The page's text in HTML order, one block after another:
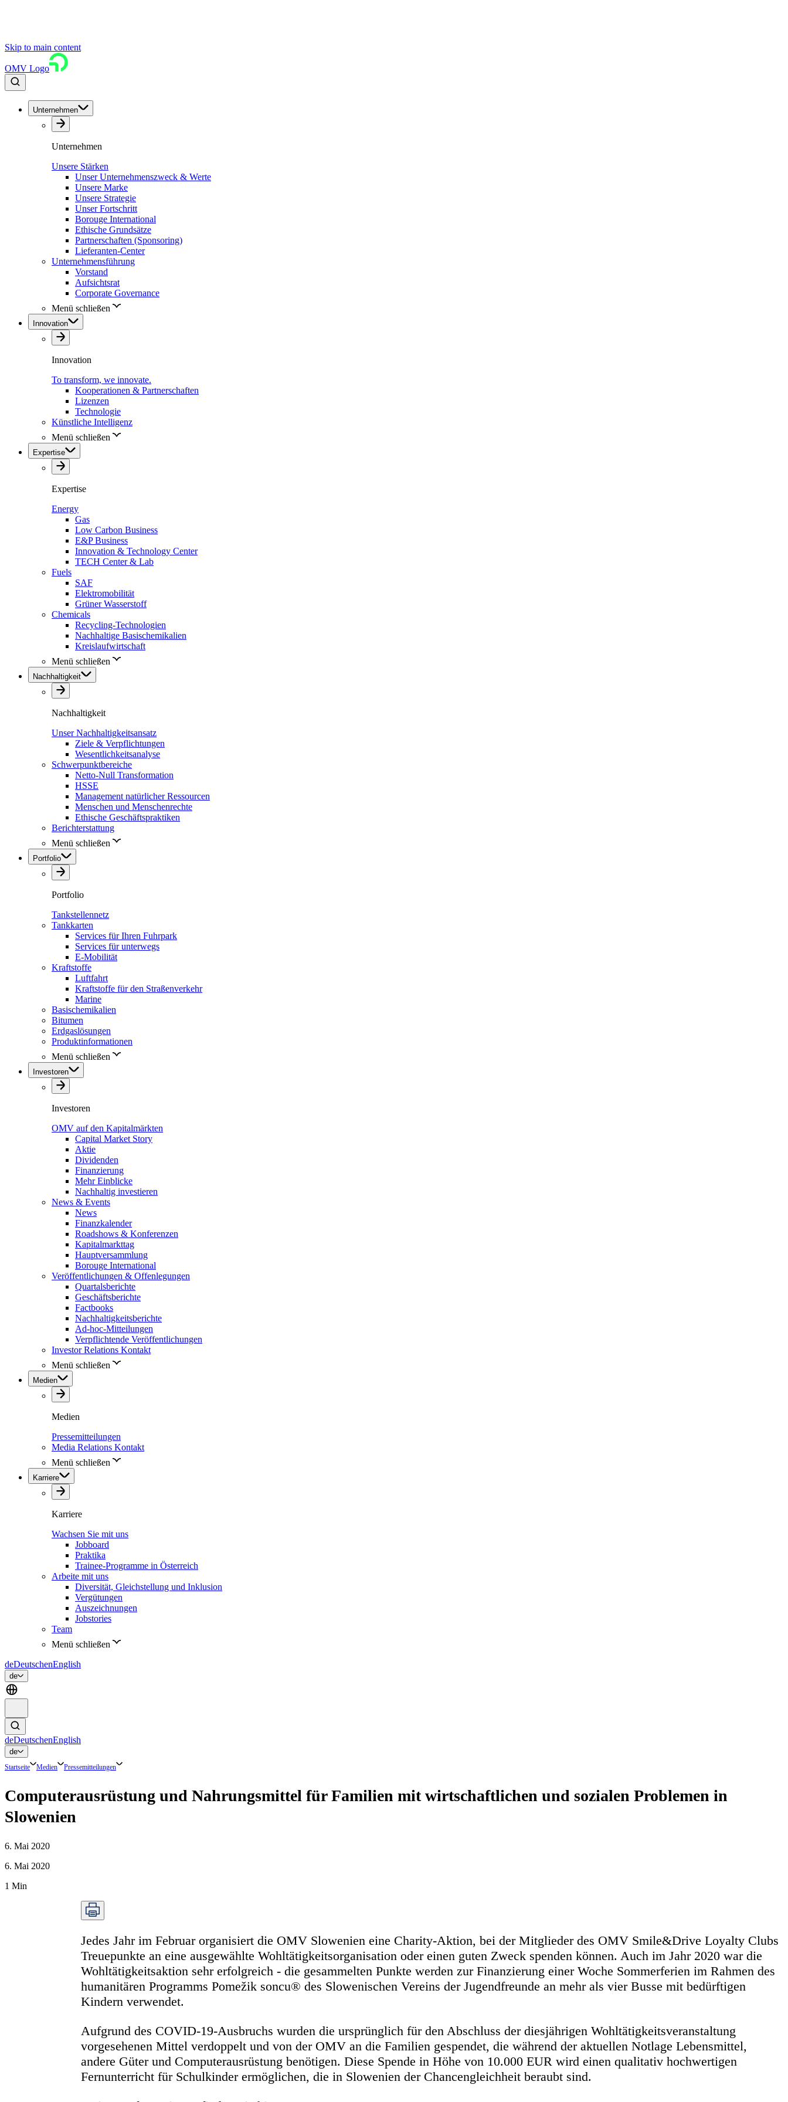
Skip to main content
OMV Logo
Unternehmen
Unternehmen
Unsere Stärken
Unser Unternehmenszweck & Werte
Unsere Marke
Unsere Strategie
Unser Fortschritt
Borouge International
Ethische Grundsätze
Partnerschaften (Sponsoring)
Lieferanten-Center
Unternehmensführung
Vorstand
Aufsichtsrat
Corporate Governance
Menü schließen
Innovation
Innovation
To transform, we innovate.
Kooperationen & Partnerschaften
Lizenzen
Technologie
Künstliche Intelligenz
Menü schließen
Expertise
Expertise
Energy
Gas
Low Carbon Business
E&P Business
Innovation & Technology Center
TECH Center & Lab
Fuels
SAF
Elektromobilität
Grüner Wasserstoff
Chemicals
Recycling-Technologien
Nachhaltige Basischemikalien
Kreislaufwirtschaft
Menü schließen
Nachhaltigkeit
Nachhaltigkeit
Unser Nachhaltigkeitsansatz
Ziele & Verpflichtungen
Wesentlichkeitsanalyse
Schwerpunktbereiche
Netto-Null Transformation
HSSE
Management natürlicher Ressourcen
Menschen und Menschenrechte
Ethische Geschäftspraktiken
Berichterstattung
Menü schließen
Portfolio
Portfolio
Tankstellennetz
Tankkarten
Services für Ihren Fuhrpark
Services für unterwegs
E-Mobilität
Kraftstoffe
Luftfahrt
Kraftstoffe für den Straßenverkehr
Marine
Basischemikalien
Bitumen
Erdgaslösungen
Produktinformationen
Menü schließen
Investoren
Investoren
OMV auf den Kapitalmärkten
Capital Market Story
Aktie
Dividenden
Finanzierung
Mehr Einblicke
Nachhaltig investieren
News & Events
News
Finanzkalender
Roadshows & Konferenzen
Kapitalmarkttag
Hauptversammlung
Borouge International
Veröffentlichungen & Offenlegungen
Quartalsberichte
Geschäftsberichte
Factbooks
Nachhaltigkeitsberichte
Ad-hoc-Mitteilungen
Verpflichtende Veröffentlichungen
Investor Relations Kontakt
Menü schließen
Medien
Medien
Pressemitteilungen
Media Relations Kontakt
Menü schließen
Karriere
Karriere
Wachsen Sie mit uns
Jobboard
Praktika
Trainee-Programme in Österreich
Arbeite mit uns
Diversität, Gleichstellung und Inklusion
Vergütungen
Auszeichnungen
Jobstories
Team
Menü schließen
deDeutschenEnglish
de
deDeutschenEnglish
de
Startseite Medien Pressemitteilungen
Computerausrüstung und Nahrungsmittel für Familien mit wirtschaftlichen und sozialen Problemen in
Slowenien
6. Mai 2020
6. Mai 2020
1 Min
Jedes Jahr im Februar organisiert die OMV Slowenien eine Charity-Aktion, bei der Mitglieder des OMV Smile&Drive Loyalty Clubs
Treuepunkte an eine ausgewählte Wohltätigkeitsorganisation oder einen guten Zweck spenden können. Auch im Jahr 2020 war die
Wohltätigkeitsaktion sehr erfolgreich - die gesammelten Punkte werden zur Finanzierung einer Woche Sommerferien im Rahmen des
humanitären Programms Pomežik soncu® des Slowenischen Vereins der Jugendfreunde an mehr als vier Busse mit bedürftigen
Kindern verwendet.
Aufgrund des COVID-19-Ausbruchs wurden die ursprünglich für den Abschluss der diesjährigen Wohltätigkeitsveranstaltung
vorgesehenen Mittel verdoppelt und von der OMV an die Familien gespendet, die während der aktuellen Notlage Lebensmittel,
andere Güter und Computerausrüstung benötigen. Diese Spende in Höhe von 10.000 EUR wird einen qualitativ hochwertigen
Fernunterricht für Schulkinder ermöglichen, die in Slowenien der Chancengleichheit beraubt sind.